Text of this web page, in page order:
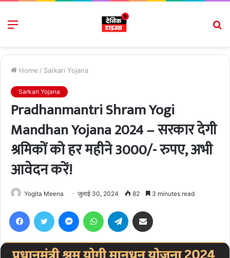
Menu
Home / Sarkari Yojana
Sarkari Yojana
Pradhanmantri Shram Yogi
Mandhan Yojana 2024 – सरकार देगी
श्रमिकों को हर महीने 3000/- रुपए, अभी
आवेदन करें!
Yogita Meena जुलाई 30, 2024 82 3 minutes read
FacebookTwitter MessengerWhatsAppTelegram